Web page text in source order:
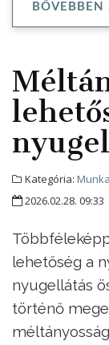
BŐVEBBEN
Kategória:
2026.02.28. 09:33
lehetőség a
nyugellátás
történő